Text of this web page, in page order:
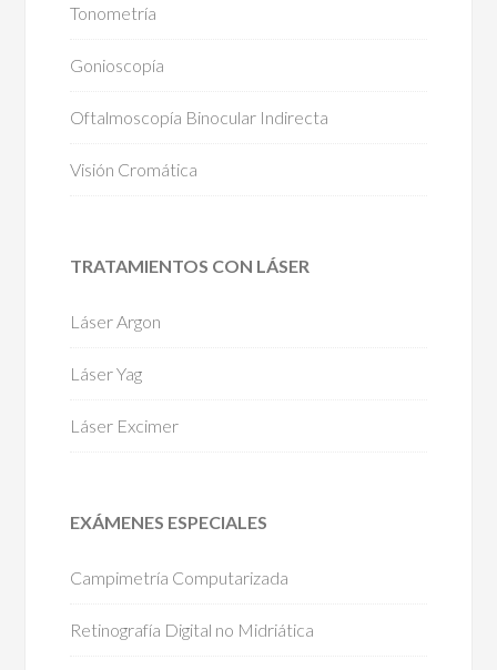
Tonometría
Gonioscopía
Oftalmoscopía Binocular Indirecta
Visión Cromática
TRATAMIENTOS CON LÁSER
Láser Argon
Láser Yag
Láser Excimer
EXÁMENES ESPECIALES
Campimetría Computarizada
Retinografía Digital no Midriática